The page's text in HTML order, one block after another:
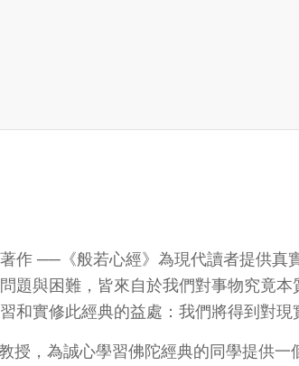
作 ──《般若心經》為現代讀者提供
題與困難，皆來自於我們對事物究竟
和實修此經典的益處：我們將得到對
授，為誠心學習佛陀經典的同學提供